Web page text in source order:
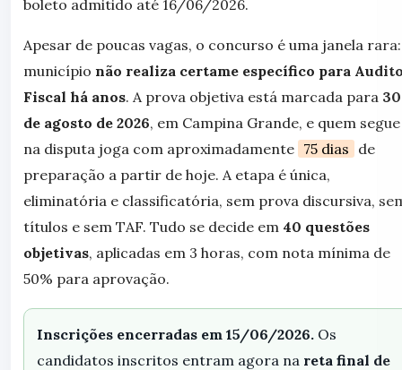
boleto admitido até 16/06/2026.
Apesar de poucas vagas, o concurso é uma janela
município não realiza certame específico para
Fiscal há anos. A prova objetiva está marcada para 30
de agosto de 2026, em Campina Grande, e quem segue
na disputa joga com aproximadamente 75 dias de
preparação a partir de hoje. A etapa é única,
eliminatória e classificatória, sem prova discursiva,
títulos e sem TAF. Tudo se decide em 40 questões
objetivas, aplicadas em 3 horas, com nota mínima de
50% para aprovação.
Inscrições encerradas em 15/06/2026. Os
candidatos inscritos entram agora na reta final de